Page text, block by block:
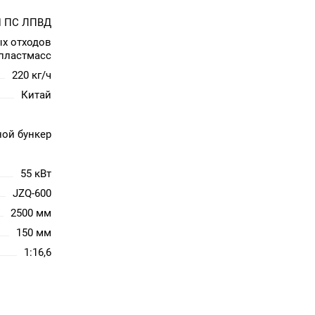
ПС ЛПВД
отходов
220 кг/ч
Китай
бункер
55 кВт
JZQ-600
2500 мм
150 мм
1:16,6